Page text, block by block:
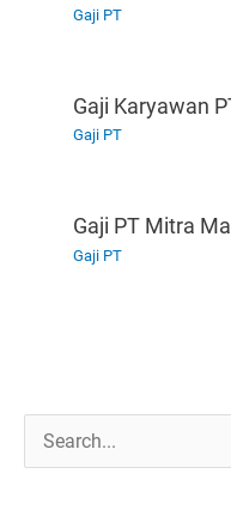
Gaji PT
Gaji Karyawan
Gaji PT
Gaji PT Mitra
Gaji PT
a